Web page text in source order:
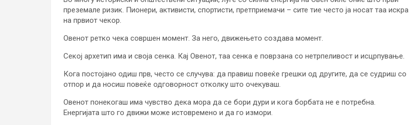
преземале ризик. Пионери, активисти, спортисти, претприемачи – сите тие често ја носат таа искра
на првиот чекор.
Овенот ретко чека совршен момент. За него, движењето создава момент.
Секој архетип има и своја сенка. Кај Овенот, таа сенка е поврзана со нетрпеливост и исцрпување.
Кога постојано одиш прв, често се случува: да правиш повеќе грешки од другите, да се судриш со
отпор и да носиш повеќе одговорност отколку што очекуваш.
Овенот понекогаш има чувство дека мора да се бори дури и кога борбата не е потребна.
Енергијата што го движи може истовремено и да го измори.